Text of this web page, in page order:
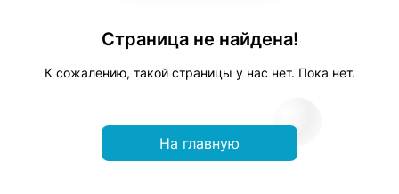
Страница не найдена!
К сожалению, такой страницы у нас нет. Пока нет.
На главную